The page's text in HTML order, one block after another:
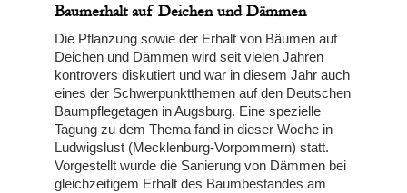
Baumerhalt auf Deichen und Dämmen
Die Pflanzung sowie der Erhalt von Bäumen auf
Deichen und Dämmen wird seit vielen Jahren
kontrovers diskutiert und war in diesem Jahr auch
eines der Schwerpunktthemen auf den Deutschen
Baumpflegetagen in Augsburg. Eine spezielle
Tagung zu dem Thema fand in dieser Woche in
Ludwigslust (Mecklenburg-Vorpommern) statt.
Vorgestellt wurde die Sanierung von Dämmen bei
gleichzeitigem Erhalt des Baumbestandes am